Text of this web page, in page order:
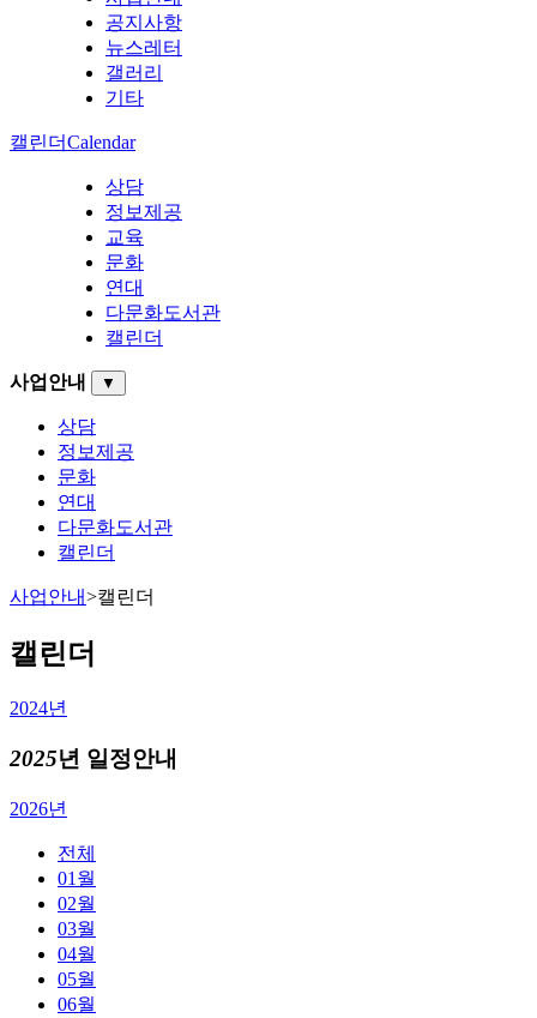
공지사항
뉴스레터
갤러리
기타
캘린더Calendar
상담
정보제공
교육
문화
연대
다문화도서관
캘린더
사업안내 ▼
상담
정보제공
문화
연대
다문화도서관
캘린더
사업안내>캘린더
캘린더
2024년
2025년 일정안내
2026년
전체
01월
02월
03월
04월
05월
06월